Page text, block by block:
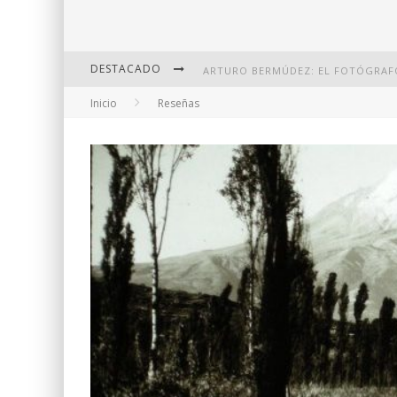
DESTACADO
DI MARTINI: FOTOGRAFÍA
Inicio Reseñas